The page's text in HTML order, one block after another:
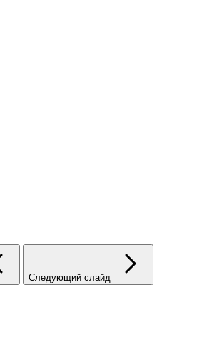
Следующий слайд